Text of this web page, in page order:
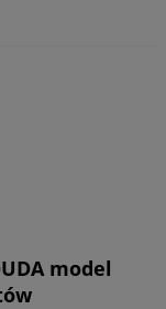
model